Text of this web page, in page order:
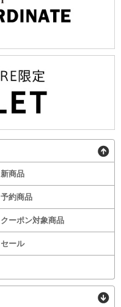
新商品
予約商品
クーポン対象商品
セール